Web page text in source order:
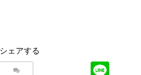
シェアする